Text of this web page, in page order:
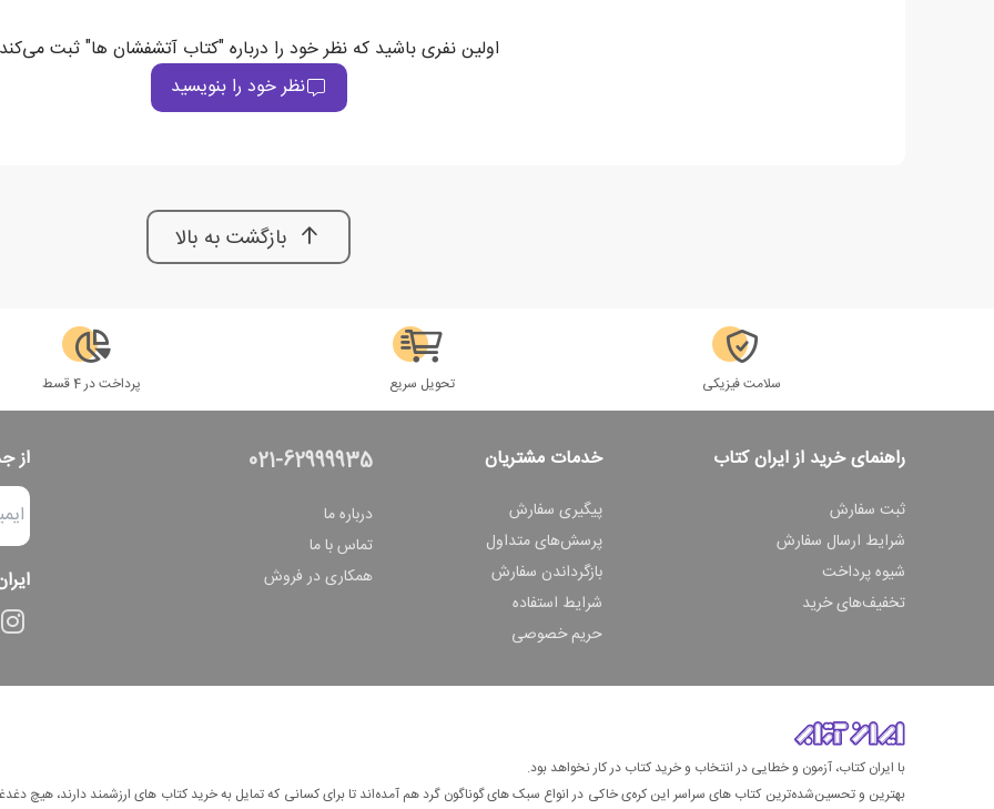
اولین نفری باشید که نظر خود را درباره "کتاب آتشفشان ها" ثبت می‌کند
نظر خود را بنویسید
بازگشت به بالا
سلامت فیزیکی تحویل سریع پرداخت در 4 قسط
راهنمای خرید از ایران کتاب
ثبت سفارش
شرایط ارسال سفارش
شیوه پرداخت
تخفیف‌های خرید
خدمات مشتریان
پیگیری سفارش
پرسش‌های متداول
بازگرداندن سفارش
شرایط استفاده
حریم خصوصی
021-62999935
درباره ما
تماس با ما
همکاری در فروش
از
با ایران کتاب، آزمون و خطایی در انتخاب و خرید کتاب در کار نخواهد بود.
بهترین و تحسین‌شده‌ترین کتاب‌ های سراسر این کره‌ی خاکی در انواع سبک های گوناگون گرد هم آمده‌اند تا برای کسانی که تمایل به خرید کتاب های ارزشمند دارند، هیچ